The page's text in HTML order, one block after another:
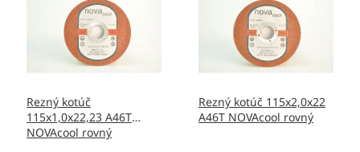
Rezný kotúč
115x1,0x22,23 A46T
NOVAcool rovný
Rezný kotúč 115x2,0x22
A46T NOVAcool rovný